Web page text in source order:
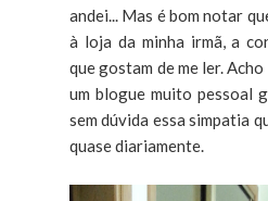
andei... Mas é bom notar
à loja da minha irmã, a
que gostam de me ler.
um blogue muito pessoal
sem dúvida essa simpatia
quase diariamente.